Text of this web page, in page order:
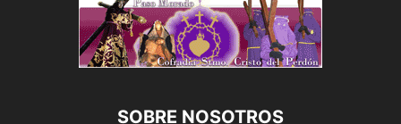
SOBRE NOSOTROS